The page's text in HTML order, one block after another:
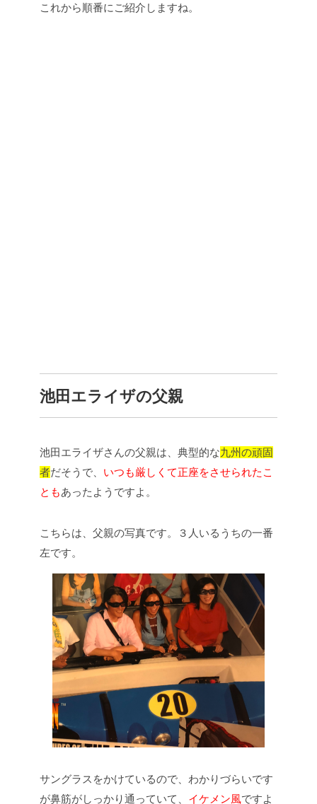
これから順番にご紹介しますね。
池田エライザの父親
池田エライザさんの父親は、典型的な九州の頑固
者だそうで、 いつも厳しくて正座をさせられたこ
ともあったようですよ。
こちらは、父親の写真です。３人いるうちの一番
左です。
サングラスをかけているので、わかりづらいです
が鼻筋がしっかり通っていて、 イケメン風ですよ